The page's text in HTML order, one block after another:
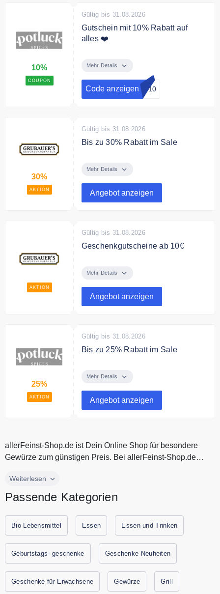
10%
COUPON
Gültig bis 31.08.2026
Gutschein mit 10% Rabatt auf
alles ❤️
10 % Rabatt auf Ihre Bestellung
Mehr Details
Code anzeigen ck10
30%
AKTION
Gültig bis 31.08.2026
Bis zu 30% Rabatt im Sale
auf ausgewählte Gewürze und
Mehr Details
Angebot anzeigen
AKTION
Gültig bis 31.08.2026
Geschenkgutscheine ab 10€
von Grubauers bereits ab 10€
Mehr Details
Angebot anzeigen
25%
AKTION
Gültig bis 31.08.2026
Bis zu 25% Rabatt im Sale
ausgewählte Gewürze in der Sale
Mehr Details
Angebot anzeigen
allerFeinst-Shop.de ist Dein Online Shop für besondere
Gewürze zum günstigen Preis. Bei allerFeinst-Shop.de
allerFeinst-Shop.de ist Dein Online Shop für besondere
findest Du leckere Gewürze zum Kochen, Grillen und
Aromen ohne künstliche Zusätze. allerFeinst-Shop.de
begleitet Dir auf Deiner kulinarischen Entdeckungsreise.
Spare jetzt durch Gutscheine.codes mit den aktuellen
Gutscheinen und Rabattaktionen von allerFeinst-Shop.de.
Weiterlesen
Passende Kategorien
Bio Lebensmittel Essen Essen und Trinken
Geburtstags- geschenke Geschenke Neuheiten
Geschenke für Erwachsene Gewürze Grill